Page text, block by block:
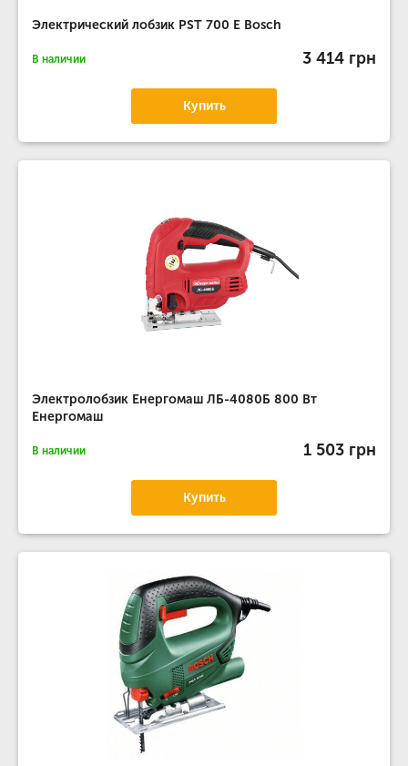
Электрический лобзик PST 700 E Bosch
В наличии 3 414 грн
Купить
Электролобзик Енергомаш ЛБ-4080Б 800 Вт
Енергомаш
В наличии 1 503 грн
Купить